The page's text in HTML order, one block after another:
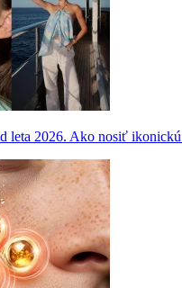
leta 2026. Ako nosiť